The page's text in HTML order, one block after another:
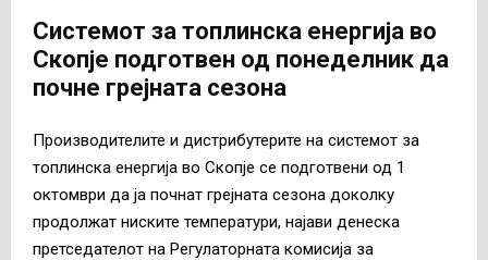
Системот за топлинска енергија во
Скопје подготвен од понеделник да
почне грејната сезона
Производителите и дистрибутерите на системот за
топлинска енергија во Скопје се подготвени од 1
октомври да ја почнат грејната сезона доколку
продолжат ниските температури, најави денеска
претседателот на Регулаторната комисија за